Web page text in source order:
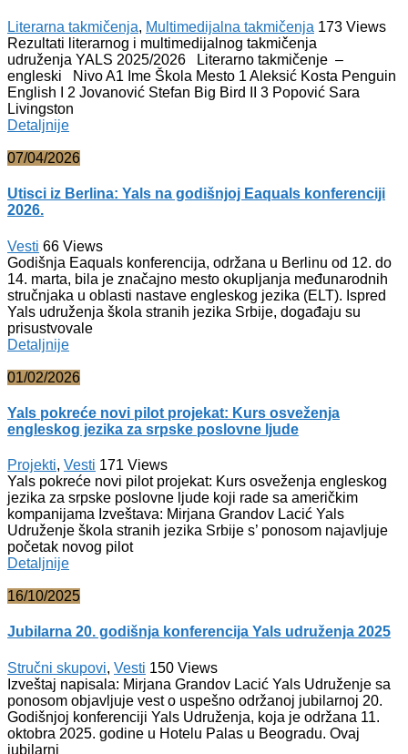
Literarna takmičenja, Multimedijalna takmičenja 173 Views
Rezultati literarnog i multimedijalnog takmičenja
udruženja YALS 2025/2026 Literarno takmičenje –
engleski Nivo A1 Ime Škola Mesto 1 Aleksić Kosta Penguin
English I 2 Jovanović Stefan Big Bird II 3 Popović Sara
Livingston
Detaljnije
07/04/2026
Utisci iz Berlina: Yals na godišnjoj Eaquals konferenciji
2026.
Vesti 66 Views
Godišnja Eaquals konferencija, održana u Berlinu od 12. do
14. marta, bila je značajno mesto okupljanja međunarodnih
stručnjaka u oblasti nastave engleskog jezika (ELT). Ispred
Yals udruženja škola stranih jezika Srbije, događaju su
prisustvovale
Detaljnije
01/02/2026
Yals pokreće novi pilot projekat: Kurs osveženja
engleskog jezika za srpske poslovne ljude
Projekti, Vesti 171 Views
Yals pokreće novi pilot projekat: Kurs osveženja engleskog
jezika za srpske poslovne ljude koji rade sa američkim
kompanijama Izveštava: Mirjana Grandov Lacić Yals
Udruženje škola stranih jezika Srbije s’ ponosom najavljuje
početak novog pilot
Detaljnije
16/10/2025
Jubilarna 20. godišnja konferencija Yals udruženja 2025
Stručni skupovi, Vesti 150 Views
Izveštaj napisala: Mirjana Grandov Lacić Yals Udruženje sa
ponosom objavljuje vest o uspešno održanoj jubilarnoj 20.
Godišnjoj konferenciji Yals Udruženja, koja je održana 11.
oktobra 2025. godine u Hotelu Palas u Beogradu. Ovaj
jubilarni